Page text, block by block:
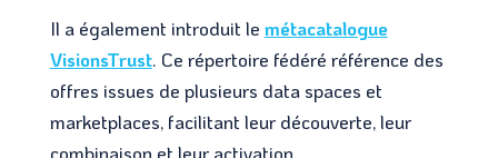
Il a également introduit le métacatalogue
VisionsTrust. Ce répertoire fédéré référence des
offres issues de plusieurs data spaces et
marketplaces, facilitant leur découverte, leur
combinaison et leur activation.